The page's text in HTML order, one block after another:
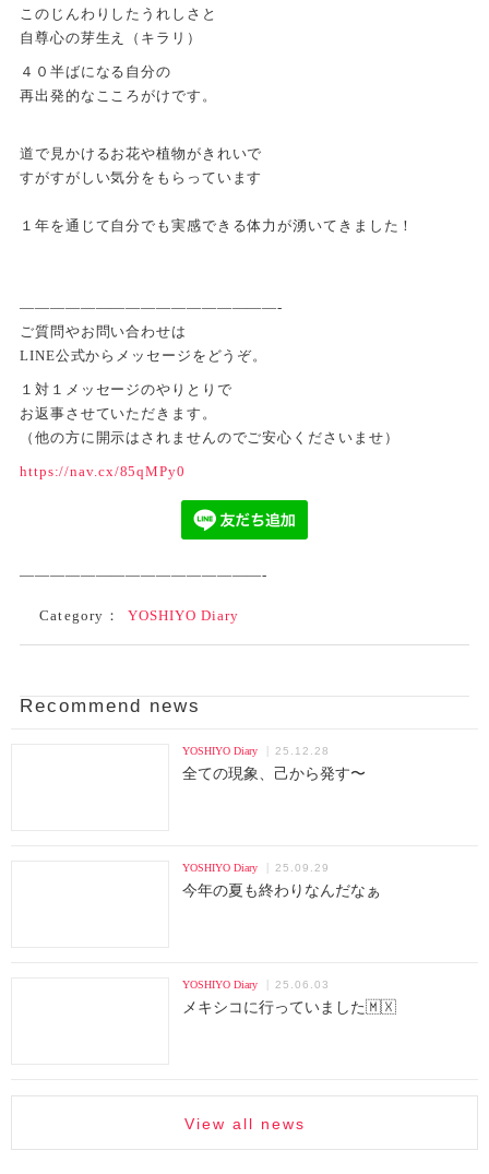
このじんわりしたうれしさと
自尊心の芽生え（キラリ）
４０半ばになる自分の
再出発的なこころがけです。
道で見かけるお花や植物がきれいで
すがすがしい気分をもらっています
１年を通じて自分でも実感できる体力が湧いてきました！
—————————————————-
ご質問やお問い合わせは
LINE公式からメッセージをどうぞ。
１対１メッセージのやりとりで
お返事させていただきます。
（他の方に開示はされませんのでご安心くださいませ）
https://nav.cx/85qMPy0
————————————————-
Category： YOSHIYO Diary
Recommend news
YOSHIYO Diary 25.12.28
全ての現象、己から発す〜
YOSHIYO Diary 25.09.29
今年の夏も終わりなんだなぁ
YOSHIYO Diary 25.06.03
メキシコに行っていました🇲🇽
View all news